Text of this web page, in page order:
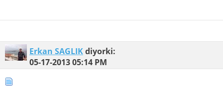
Erkan SAGLIKdiyorki:
05-17-201305:14 PM